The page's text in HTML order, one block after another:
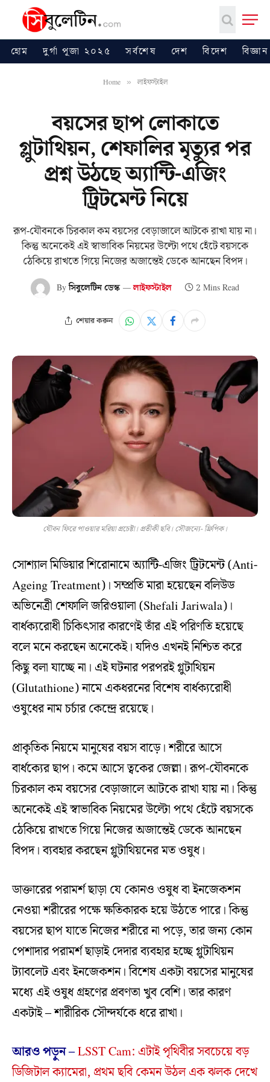
হোম দুর্গা পূজা ২০২৫ সর্বশেষ দেশ বিদেশ
Home » লাইফস্টাইল
বয়সের ছাপ লোকাতে
গ্লুটাথিয়ন, শেফালির মৃত্যুর পর
প্রশ্ন উঠছে অ্যান্টি-এজিং
ট্রিটমেন্ট নিয়ে
রূপ-যৌবনকে চিরকাল কম বয়সের বেড়াজালে আটকে রাখা যায় না।
কিন্তু অনেকেই এই স্বাভাবিক নিয়মের উল্টো পথে হেঁটে বয়সকে
ঠেকিয়ে রাখতে গিয়ে নিজের অজান্তেই ডেকে আনছেন বিপদ।
Byসিবুলেটিন ডেস্ক লাইফস্টাইল 2 Mins Read
শেয়ার করুন
যৌবন ফিরে পাওয়ার মরিয়া প্রচেষ্টা। প্রতীকী ছবি। সৌজন্যে- ফ্রিপিক।
সোশ্যাল মিডিয়ার শিরোনামে অ্যান্টি-এজিং ট্রিটমেন্ট (Anti-
Ageing Treatment)। সম্প্রতি মারা হয়েছেন বলিউড
অভিনেত্রী শেফালি জরিওয়ালা (Shefali Jariwala)।
বার্ধক্যরোধী চিকিৎসার কারণেই তাঁর এই পরিণতি হয়েছে
বলে মনে করছেন অনেকেই। যদিও এখনই নিশ্চিত করে
কিছু বলা যাচ্ছে না। এই ঘটনার পরপরই গ্লুটাথিয়ন
(Glutathione) নামে একধরনের বিশেষ বার্ধক্যরোধী
ওষুধের নাম চর্চার কেন্দ্রে রয়েছে।
প্রাকৃতিক নিয়মে মানুষের বয়স বাড়ে। শরীরে আসে
বার্ধক্যের ছাপ। কমে আসে ত্বকের জেল্লা। রূপ-যৌবনকে
চিরকাল কম বয়সের বেড়াজালে আটকে রাখা যায় না। কিন্তু
অনেকেই এই স্বাভাবিক নিয়মের উল্টো পথে হেঁটে বয়সকে
ঠেকিয়ে রাখতে গিয়ে নিজের অজান্তেই ডেকে আনছেন
বিপদ। ব্যবহার করছেন গ্লুটাথিয়নের মত ওষুধ।
ডাক্তারের পরামর্শ ছাড়া যে কোনও ওষুধ বা ইনজেকশন
নেওয়া শরীরের পক্ষে ক্ষতিকারক হয়ে উঠতে পারে। কিন্তু
বয়সের ছাপ যাতে নিজের শরীরে না পড়ে, তার জন্য কোন
পেশাদার পরামর্শ ছাড়াই দেদার ব্যবহার হচ্ছে গ্লুটাথিয়ন
ট্যাবলেট এবং ইনজেকশন। বিশেষ একটা বয়সের মানুষের
মধ্যে এই ওষুধ গ্রহণের প্রবণতা খুব বেশি। তার কারণ
একটাই – শারীরিক সৌন্দর্যকে ধরে রাখা।
আরও পড়ুন –LSST Cam: এটাই পৃথিবীর সবচেয়ে বড়
ডিজিটাল ক্যামেরা, প্রথম ছবি কেমন উঠল এক ঝলক দেখে